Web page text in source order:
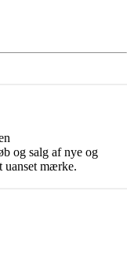
og salg af nye og
uanset mærke.